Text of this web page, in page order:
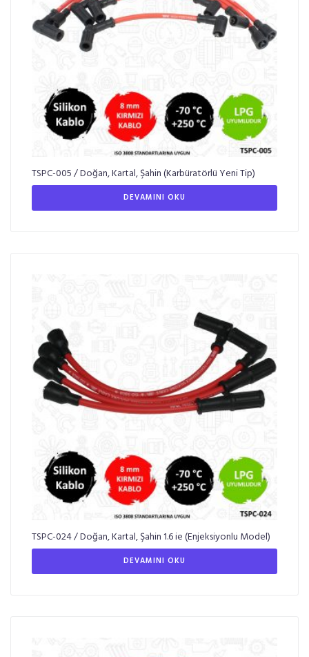
TSPC-005 / Doğan, Kartal, Şahin (Karbüratörlü Yeni Tip)
DEVAMINI OKU
TSPC-024 / Doğan, Kartal, Şahin 1.6 ie (Enjeksiyonlu Model)
DEVAMINI OKU